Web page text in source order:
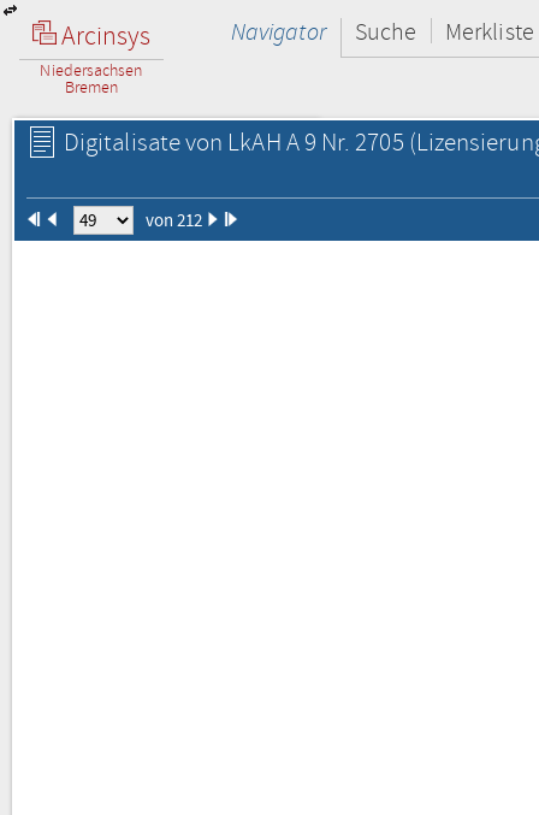
Arcinsys
Niedersachsen
Bremen
Navigator Suche Merkliste
Digitalisate von LkAH A 9 Nr. 2705
von 212